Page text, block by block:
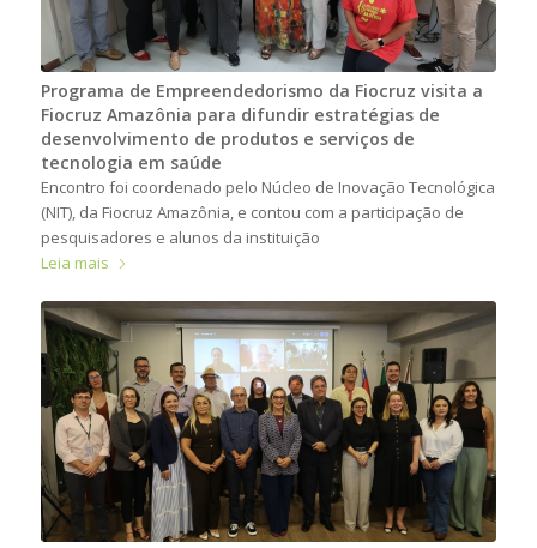
Programa de Empreendedorismo da Fiocruz visita a
Fiocruz Amazônia para difundir estratégias de
desenvolvimento de produtos e serviços de
tecnologia em saúde
Encontro foi coordenado pelo Núcleo de Inovação Tecnológica
(NIT), da Fiocruz Amazônia, e contou com a participação de
pesquisadores e alunos da instituição
Leia mais